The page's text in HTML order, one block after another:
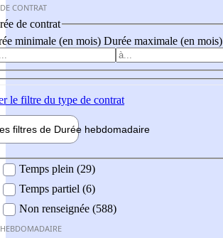
CONTRAT
de contrat
minimale (en mois) Durée maximale (en mois)
le filtre du type de contrat
filtres de Durée hebdomadaire
Temps plein (29)
Temps partiel (6)
Non renseignée (588)